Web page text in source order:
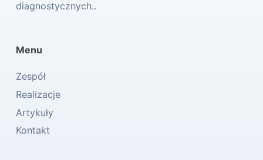
diagnostycznych..
Menu
Zespół
Realizacje
Artykuły
Kontakt